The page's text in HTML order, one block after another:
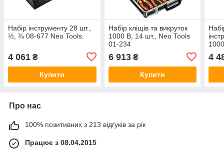
Набір інструменту 28 шт.,
½, ⅜ 08-677 Neo Tools.
4 061 ₴
Купити
Набір кліщів та викруток
1000 В, 14 шт., Neo Tools
01-234
6 913₴
Купити
4
Про нас
100% позитивних з 213 відгуків за рік
Працює з 08.04.2015